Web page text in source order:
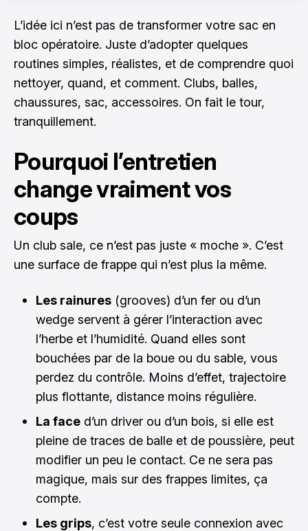
L’idée ici n’est pas de transformer votre sac en
bloc opératoire. Juste d’adopter quelques
routines simples, réalistes, et de comprendre quoi
nettoyer, quand, et comment. Clubs, balles,
chaussures, sac, accessoires. On fait le tour,
tranquillement.
Pourquoi l’entretien
change vraiment vos
coups
Un club sale, ce n’est pas juste « moche ». C’est
une surface de frappe qui n’est plus la même.
Les rainures (grooves) d’un fer ou d’un
wedge servent à gérer l’interaction avec
l’herbe et l’humidité. Quand elles sont
bouchées par de la boue ou du sable, vous
perdez du contrôle. Moins d’effet, trajectoire
plus flottante, distance moins régulière.
La face d’un driver ou d’un bois, si elle est
pleine de traces de balle et de poussière, peut
modifier un peu le contact. Ce ne sera pas
magique, mais sur des frappes limites, ça
compte.
Les grips, c’est votre seule connexion avec